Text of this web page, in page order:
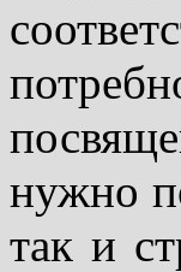
нужно
так и